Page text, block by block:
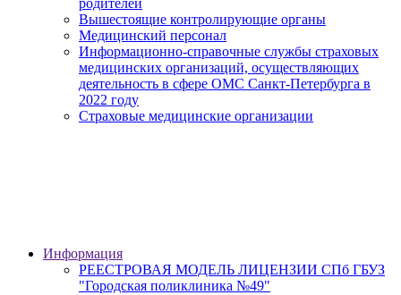
Вышестоящие контролирующие органы
Медицинский персонал
Информационно-справочные службы страховых
медицинских организаций, осуществляющих
деятельность в сфере ОМС Санкт-Петербурга в
2022 году
Страховые медицинские организации
Информация
РЕЕСТРОВАЯ МОДЕЛЬ ЛИЦЕНЗИИ СПб ГБУЗ
"Городская поликлиника №49"